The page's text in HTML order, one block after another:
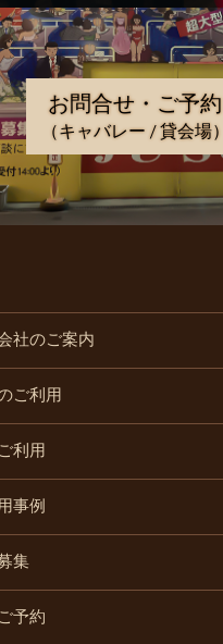
お問合せ・ご予約
（キャバレー / 貸会場）
社のご案内
ご利用
利用
事例
集
予約